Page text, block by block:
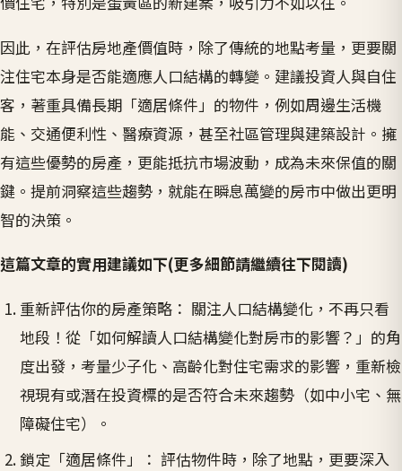
因此，在評估房地產價值時，除了傳統的地點考量，更要關
注住宅本身是否能適應人口結構的轉變。建議投資人與自住
客，著重具備長期「適居條件」的物件，例如周邊生活機
能、交通便利性、醫療資源，甚至社區管理與建築設計。擁
有這些優勢的房產，更能抵抗市場波動，成為未來保值的關
鍵。提前洞察這些趨勢，就能在瞬息萬變的房市中做出更明
智的決策。
這篇文章的實用建議如下(更多細節請繼續往下閱讀)
重新評估你的房產策略： 關注人口結構變化，不再只看
地段！從「如何解讀人口結構變化對房市的影響？」的角
度出發，考量少子化、高齡化對住宅需求的影響，重新檢
視現有或潛在投資標的是否符合未來趨勢（如中小宅、無
障礙住宅）。
鎖定「適居條件」： 評估物件時，除了地點，更要深入